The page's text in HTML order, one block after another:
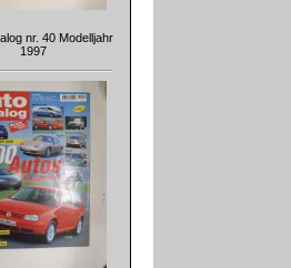
nr. 40 Modelljahr
1997